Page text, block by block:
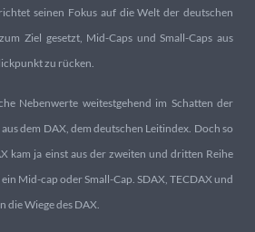
seinen Fokus auf die Welt der deutschen
Ziel gesetzt, Mid-Caps und Small-Caps aus
zu rücken.
Nebenwerte weitestgehend im Schatten der
dem DAX, dem deutschen Leitindex. Doch so
kam ja einst aus der zweiten und dritten Reihe
Mid-cap oder Small-Cap. SDAX, TECDAX und
die Wiege des DAX.